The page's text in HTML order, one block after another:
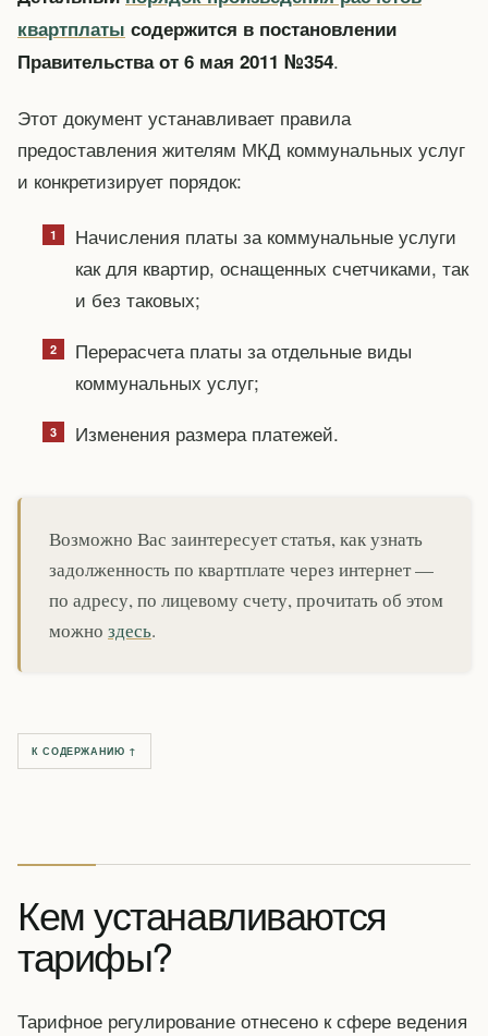
квартплаты содержится в постановлении
Правительства от 6 мая 2011 №354.
Этот документ устанавливает правила
предоставления жителям МКД коммунальных услуг
и конкретизирует порядок:
Начисления платы за коммунальные услуги
как для квартир, оснащенных счетчиками, так
и без таковых;
Перерасчета платы за отдельные виды
коммунальных услуг;
Изменения размера платежей.
Возможно Вас заинтересует статья, как узнать
задолженность по квартплате через интернет —
по адресу, по лицевому счету, прочитать об этом
можно здесь.
К СОДЕРЖАНИЮ ↑
Кем устанавливаются
тарифы?
Тарифное регулирование отнесено к сфере ведения